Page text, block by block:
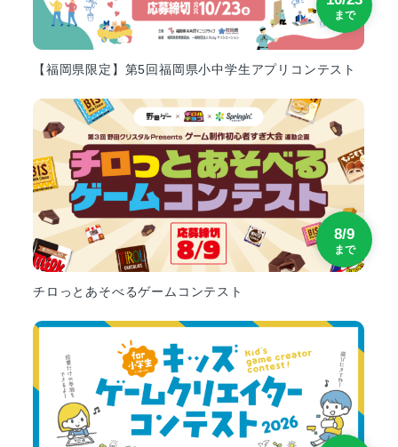
【福岡県限定】第5回福岡県小中学生アプリコンテスト
まで
チロっとあそべるゲームコンテスト
8/9
まで